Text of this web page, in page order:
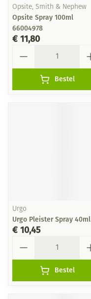
Opsite, Smith & Nephew
Opsite Spray 100ml
66004978
€ 11,80
Bestel
Urgo
Urgo Pleister Spray 40ml
€ 10,45
Bestel